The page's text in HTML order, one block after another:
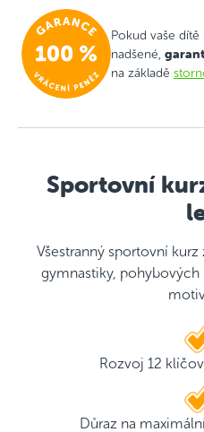
Pokud vaše
nadšené,
na základě
Sportovní
Všestranný sportovní
gymnastiky,
Rozvoj 12
Důraz na